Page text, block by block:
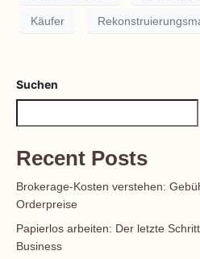
Käufer
Suchen
Recent Posts
Brokerage-Kosten verstehen:
Orderpreise
Papierlos arbeiten: Der letzte
Business